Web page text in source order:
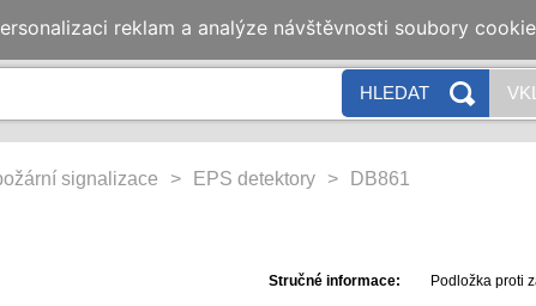
HLEDAT
signalizace > EPS detektory > DB861
Stručné informace: Podložka proti
reklam a analýze návštěvnosti soubory